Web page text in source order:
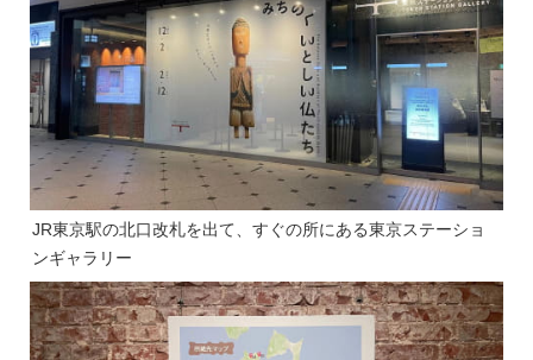
JR東京駅の北口改札を出て、すぐの所にある東京ステーショ
ンギャラリー